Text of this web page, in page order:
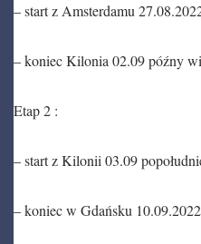
– start z Amsterdamu
– koniec Kilonia 02.09 późny
Etap 2 :
– start z Kilonii 03.09
– koniec w Gdańsku